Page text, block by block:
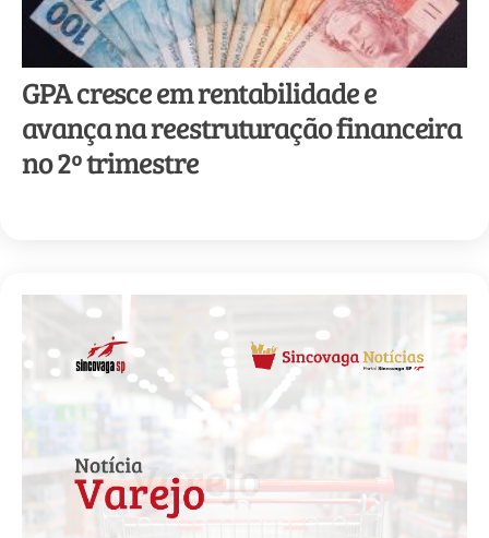
GPA cresce em rentabilidade e
avança na reestruturação financeira
no 2º trimestre